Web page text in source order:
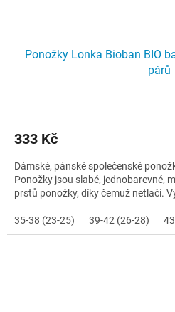
Ponožky Lonka Bioban BIO
párů
333 Kč
Dámské, pánské společenské
Ponožky jsou slabé, jednobarevné,
prstů ponožky, díky čemuž netlačí.
35-38 (23-25) 39-42 (26-28)